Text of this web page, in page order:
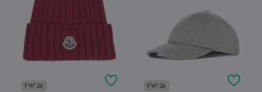
FW'26 FW'26